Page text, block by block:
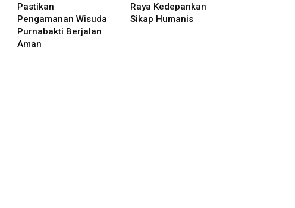
Pastikan
Pengamanan Wisuda
Purnabakti Berjalan
Aman
Raya Kedepankan
Sikap Humanis